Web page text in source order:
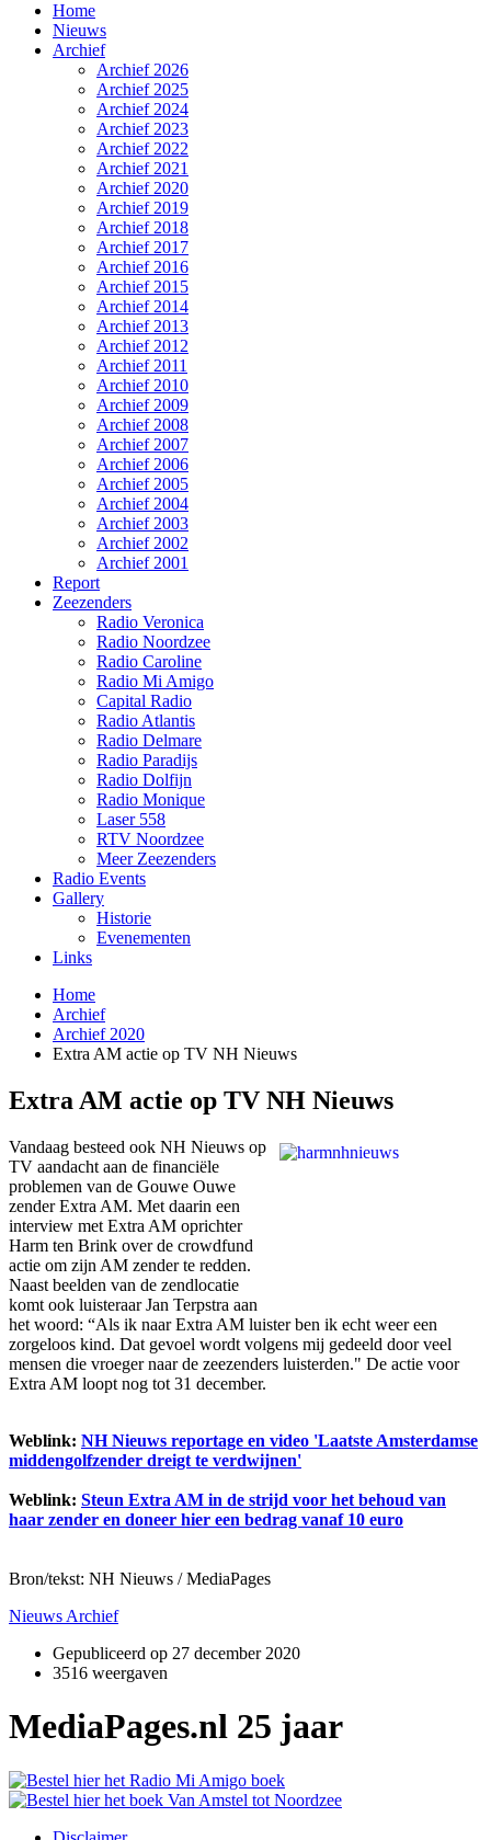
Home
Nieuws
Archief
Archief 2026
Archief 2025
Archief 2024
Archief 2023
Archief 2022
Archief 2021
Archief 2020
Archief 2019
Archief 2018
Archief 2017
Archief 2016
Archief 2015
Archief 2014
Archief 2013
Archief 2012
Archief 2011
Archief 2010
Archief 2009
Archief 2008
Archief 2007
Archief 2006
Archief 2005
Archief 2004
Archief 2003
Archief 2002
Archief 2001
Report
Zeezenders
Radio Veronica
Radio Noordzee
Radio Caroline
Radio Mi Amigo
Capital Radio
Radio Atlantis
Radio Delmare
Radio Paradijs
Radio Dolfijn
Radio Monique
Laser 558
RTV Noordzee
Meer Zeezenders
Radio Events
Gallery
Historie
Evenementen
Links
Home
Archief
Archief 2020
Extra AM actie op TV NH Nieuws
Extra AM actie op TV NH Nieuws
Vandaag besteed ook NH Nieuws op
TV aandacht aan de financiële
problemen van de Gouwe Ouwe
zender Extra AM. Met daarin een
interview met Extra AM oprichter
Harm ten Brink over de crowdfund
actie om zijn AM zender te redden.
Naast beelden van de zendlocatie
komt ook luisteraar Jan Terpstra aan
het woord: “Als ik naar Extra AM luister ben ik echt weer een
zorgeloos kind. Dat gevoel wordt volgens mij gedeeld door veel
mensen die vroeger naar de zeezenders luisterden." De actie voor
Extra AM loopt nog tot 31 december.
Weblink: NH Nieuws reportage en video 'Laatste Amsterdamse
middengolfzender dreigt te verdwijnen'
Weblink: Steun Extra AM in de strijd voor het behoud van
haar zender en doneer hier een bedrag vanaf 10 euro
Bron/tekst: NH Nieuws / MediaPages
Nieuws Archief
Gepubliceerd op 27 december 2020
3516 weergaven
MediaPages.nl 25 jaar